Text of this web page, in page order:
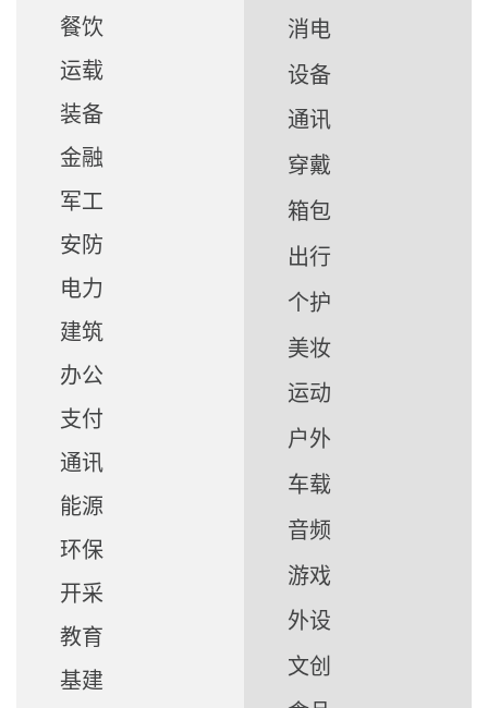
餐饮
运载
装备
金融
军工
安防
电力
建筑
办公
支付
通讯
能源
环保
开采
教育
基建
消电
设备
通讯
穿戴
箱包
出行
个护
美妆
运动
户外
车载
音频
游戏
外设
文创